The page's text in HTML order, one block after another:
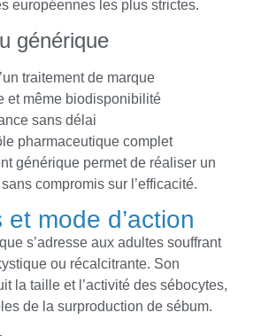
européennes les plus strictes.
générique
traitement de marque
et même biodisponibilité
sans délai
pharmaceutique complet
générique permet de réaliser un
compromis sur l’efficacité.
mode d’action
s’adresse aux adultes souffrant
ou récalcitrante. Son
la taille et l’activité des sébocytes,
de la surproduction de sébum.